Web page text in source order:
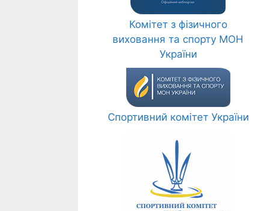
Комітет з фізичного
виховання та спорту МОН
України
Спортивний комітет України